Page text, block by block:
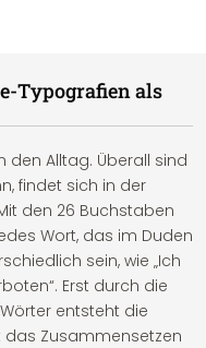
Typografien als
Alltag. Überall sind
findet sich in der
den 26 Buchstaben
Wort, das im Duden
sein, wie „Ich
Erst durch die
entsteht die
das Zusammensetzen